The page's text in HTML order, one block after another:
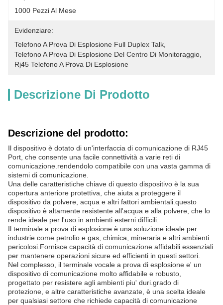
1000 Pezzi Al Mese
Evidenziare:
Telefono A Prova Di Esplosione Full Duplex Talk
Telefono A Prova Di Esplosione Del Centro Di Monitoraggio
Rj45 Telefono A Prova Di Esplosione
Descrizione Di Prodotto
Descrizione del prodotto:
Il dispositivo è dotato di un'interfaccia di comunicazione di RJ45
Port, che consente una facile connettività a varie reti di
comunicazione.rendendolo compatibile con una vasta gamma di
sistemi di comunicazione.
Una delle caratteristiche chiave di questo dispositivo è la sua
copertura anteriore protettiva, che aiuta a proteggere il
dispositivo da polvere, acqua e altri fattori ambientali.questo
dispositivo è altamente resistente all'acqua e alla polvere, che lo
rende ideale per l'uso in ambienti esterni difficili.
Il terminale a prova di esplosione è una soluzione ideale per
industrie come petrolio e gas, chimica, mineraria e altri ambienti
pericolosi.Fornisce capacità di comunicazione affidabili essenziali
per mantenere operazioni sicure ed efficienti in questi settori.
Nel complesso, il terminale vocale a prova di esplosione e' un
dispositivo di comunicazione molto affidabile e robusto,
progettato per resistere agli ambienti piu' duri.grado di
protezione, e altre caratteristiche avanzate, è una scelta ideale
per qualsiasi settore che richiede capacità di comunicazione